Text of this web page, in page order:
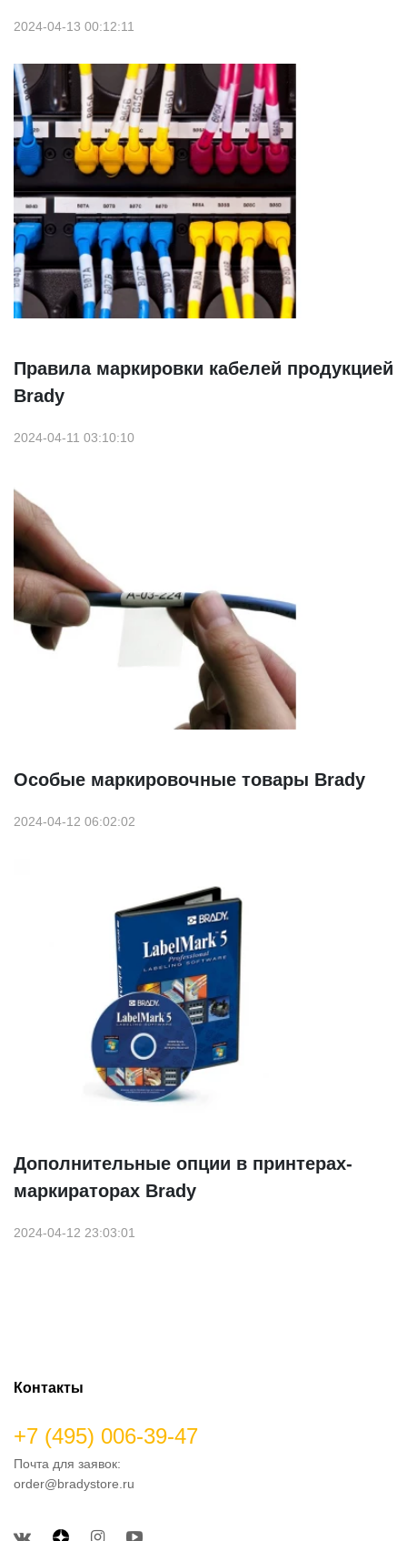
2024-04-13 00:12:11
Правила маркировки кабелей продукцией
Brady
2024-04-11 03:10:10
Особые маркировочные товары Brady
2024-04-12 06:02:02
Дополнительные опции в принтерах-
маркираторах Brady
2024-04-12 23:03:01
Контакты
+7 (495) 006-39-47
Почта для заявок:
order@bradystore.ru